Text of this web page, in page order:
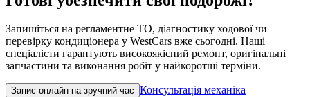
Запишіться на регламентне ТО, діагностику ходової чи
перевірку кондиціонера у WestCars вже сьогодні. Наші
спеціалісти гарантують високоякісний ремонт, оригінальні
запчастини та виконання робіт у найкоротші терміни.
Запис онлайн на зручний час Консультація механіка